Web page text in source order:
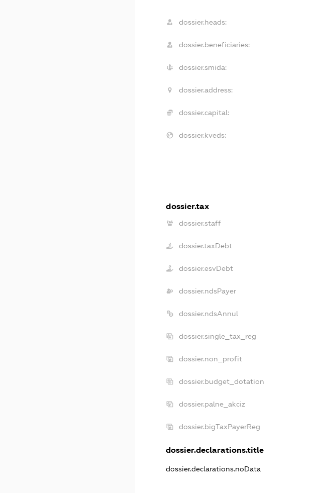
dossier.heads:
dossier.beneficiaries:
dossier.smida:
dossier.address:
dossier.capital:
dossier.kveds:
dossier.tax
dossier.staff
dossier.taxDebt
dossier.esvDebt
dossier.ndsPayer
dossier.ndsAnnul
dossier.single_tax_reg
dossier.non_profit
dossier.budget_dotation
dossier.palne_akciz
dossier.bigTaxPayerReg
dossier.declarations.title
dossier.declarations.noData